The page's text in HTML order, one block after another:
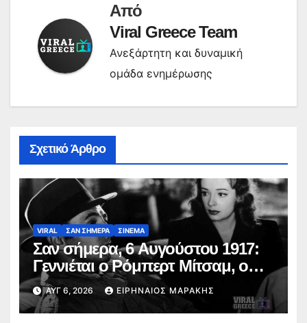
Από
Viral Greece Team
Ανεξάρτητη και δυναμική
ομάδα ενημέρωσης
Σχετικό Άρθρο
VIRAL ΣΑΝ ΣΗΜΕΡΑ ΣΙΝΕΜΑ
Σαν σήμερα, 6 Αυγούστου 1917:
Γεννιέται ο Ρόμπερτ Μίτσαμ, ο
σκληρός του φιλμ νουάρ και ο
εμβληματικός Φίλιπ Μάρλοου
ΑΥΓ 6, 2026 ΕΙΡΗΝΑΊΟΣ ΜΑΡΆΚΗΣ